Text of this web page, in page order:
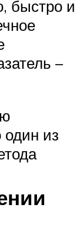
быстро и
–
один из